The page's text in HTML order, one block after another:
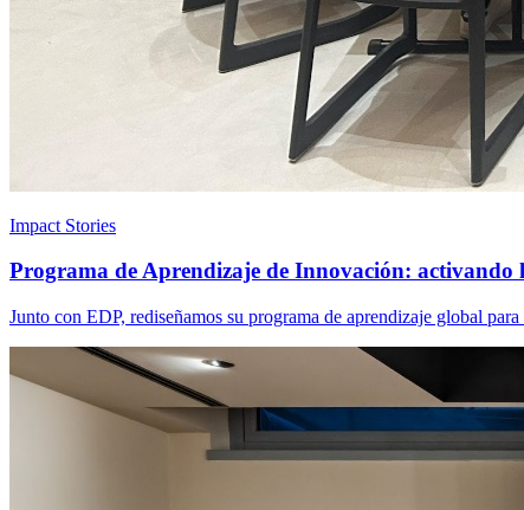
Impact Stories
Programa de Aprendizaje de Innovación:
Junto con EDP, rediseñamos su programa de aprendizaje global